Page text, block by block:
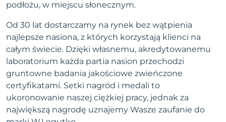
podłożu, w miejscu słonecznym.
Od 30 lat dostarczamy na rynek bez wątpienia
najlepsze nasiona, z których korzystają klienci na
całym świecie. Dzięki własnemu, akredytowanemu
laboratorium każda partia nasion przechodzi
gruntowne badania jakościowe zwieńczone
certyfikatami. Setki nagród i medali to
ukoronowanie naszej ciężkiej pracy, jednak za
największą nagrodę uznajemy Wasze zaufanie do